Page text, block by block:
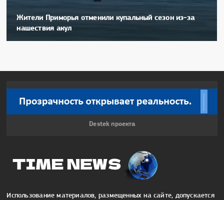
Жители Приморья отменили купальный сезон из-за
нашествия акул
Destek проекта
Использование материалов, размещенных на сайте, допускается